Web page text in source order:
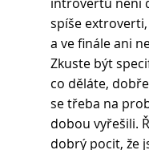
spíše
a ve finále ani
Zkuste být
co děláte,
se třeba na
dobou vyřešili.
dobrý pocit, že